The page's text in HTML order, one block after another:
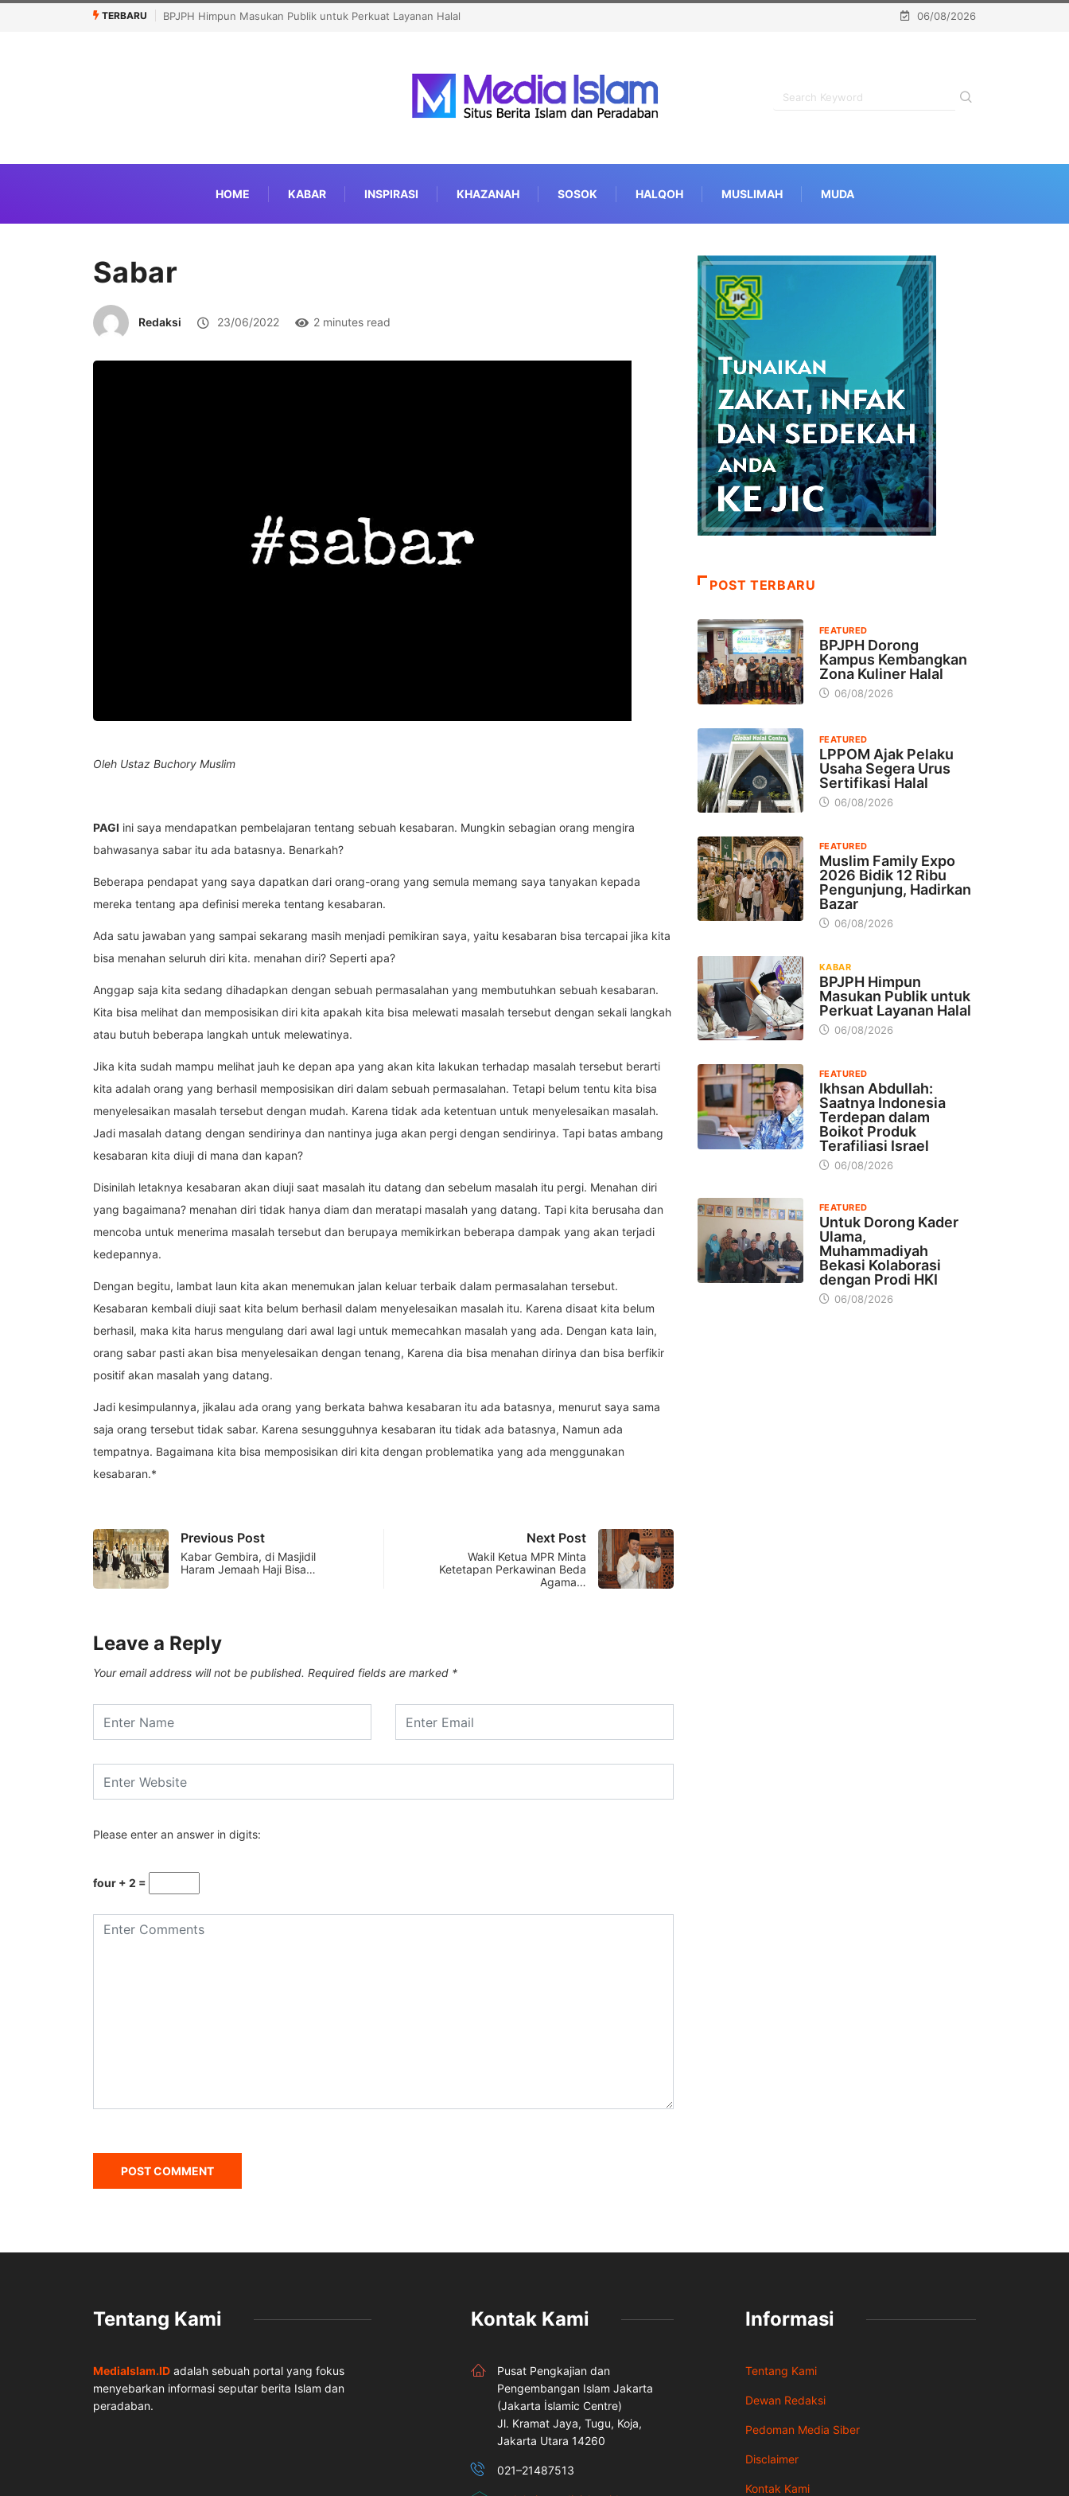
TERBARU
Masukan Publik untuk Perkuat Layanan Halal Ikhsan Abdullah: Saatnya Indonesia Terdepan dalam Boikot
06/08/2026
HOME KABAR INSPIRASI KHAZANAH SOSOK HALQOH MUSLIMAH MUDA
Sabar
Redaksi 23/06/2022 2 minutes read
Oleh Ustaz Buchory Muslim
PAGI ini saya mendapatkan pembelajaran tentang sebuah kesabaran. Mungkin sebagian orang mengira
bahwasanya sabar itu ada batasnya. Benarkah?
Beberapa pendapat yang saya dapatkan dari orang-orang yang semula memang saya tanyakan kepada
mereka tentang apa definisi mereka tentang kesabaran.
Ada satu jawaban yang sampai sekarang masih menjadi pemikiran saya, yaitu kesabaran bisa tercapai jika kita
bisa menahan seluruh diri kita. menahan diri? Seperti apa?
Anggap saja kita sedang dihadapkan dengan sebuah permasalahan yang membutuhkan sebuah kesabaran.
Kita bisa melihat dan memposisikan diri kita apakah kita bisa melewati masalah tersebut dengan sekali langkah
atau butuh beberapa langkah untuk melewatinya.
Jika kita sudah mampu melihat jauh ke depan apa yang akan kita lakukan terhadap masalah tersebut berarti
kita adalah orang yang berhasil memposisikan diri dalam sebuah permasalahan. Tetapi belum tentu kita bisa
menyelesaikan masalah tersebut dengan mudah. Karena tidak ada ketentuan untuk menyelesaikan masalah.
Jadi masalah datang dengan sendirinya dan nantinya juga akan pergi dengan sendirinya. Tapi batas ambang
kesabaran kita diuji di mana dan kapan?
Disinilah letaknya kesabaran akan diuji saat masalah itu datang dan sebelum masalah itu pergi. Menahan diri
yang bagaimana? menahan diri tidak hanya diam dan meratapi masalah yang datang. Tapi kita berusaha dan
mencoba untuk menerima masalah tersebut dan berupaya memikirkan beberapa dampak yang akan terjadi
kedepannya.
Dengan begitu, lambat laun kita akan menemukan jalan keluar terbaik dalam permasalahan tersebut.
Kesabaran kembali diuji saat kita belum berhasil dalam menyelesaikan masalah itu. Karena disaat kita belum
berhasil, maka kita harus mengulang dari awal lagi untuk memecahkan masalah yang ada. Dengan kata lain,
orang sabar pasti akan bisa menyelesaikan dengan tenang, Karena dia bisa menahan dirinya dan bisa berfikir
positif akan masalah yang datang.
Jadi kesimpulannya, jikalau ada orang yang berkata bahwa kesabaran itu ada batasnya, menurut saya sama
saja orang tersebut tidak sabar. Karena sesungguhnya kesabaran itu tidak ada batasnya, Namun ada
tempatnya. Bagaimana kita bisa memposisikan diri kita dengan problematika yang ada menggunakan
kesabaran.*
Previous Post
Kabar Gembira, di Masjidil
Haram Jemaah Haji Bisa…
Next Post
Wakil Ketua MPR Minta
Ketetapan Perkawinan Beda
Agama…
Leave a Reply
Your email address will not be published. Required fields are marked *
Please enter an answer in digits:
four + 2 =
POST TERBARU
FEATURED
BPJPH Dorong
Kampus Kembangkan
Zona Kuliner Halal
06/08/2026
FEATURED
LPPOM Ajak Pelaku
Usaha Segera Urus
Sertifikasi Halal
06/08/2026
FEATURED
Muslim Family Expo
2026 Bidik 12 Ribu
Pengunjung, Hadirkan
Bazar
06/08/2026
KABAR
BPJPH Himpun
Masukan Publik untuk
Perkuat Layanan Halal
06/08/2026
FEATURED
Ikhsan Abdullah:
Saatnya Indonesia
Terdepan dalam
Boikot Produk
Terafiliasi Israel
06/08/2026
FEATURED
Untuk Dorong Kader
Ulama,
Muhammadiyah
Bekasi Kolaborasi
dengan Prodi HKI
06/08/2026
Tentang Kami
MediaIslam.ID adalah sebuah portal yang fokus
menyebarkan informasi seputar berita Islam dan
peradaban.
Kontak Kami
Pusat Pengkajian dan
Pengembangan Islam Jakarta
(Jakarta İslamic Centre)
Jl. Kramat Jaya, Tugu, Koja,
Jakarta Utara 14260
021–21487513
Informasi
Tentang Kami
Dewan Redaksi
Pedoman Media Siber
Disclaimer
Kontak Kami